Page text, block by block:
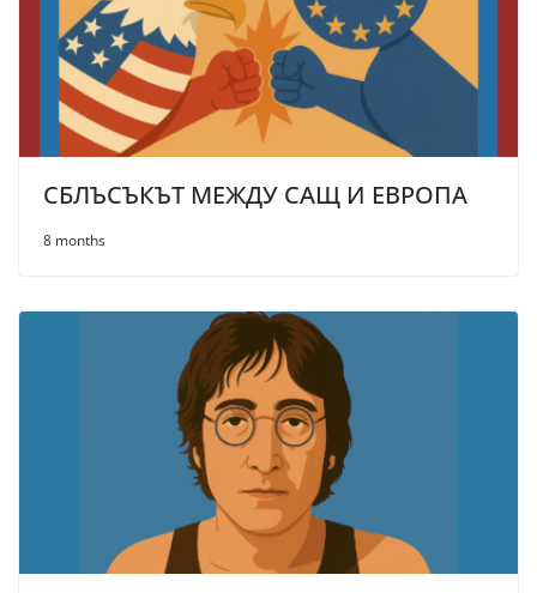
СБЛЪСЪКЪТ МЕЖДУ САЩ И ЕВРОПА
8 months